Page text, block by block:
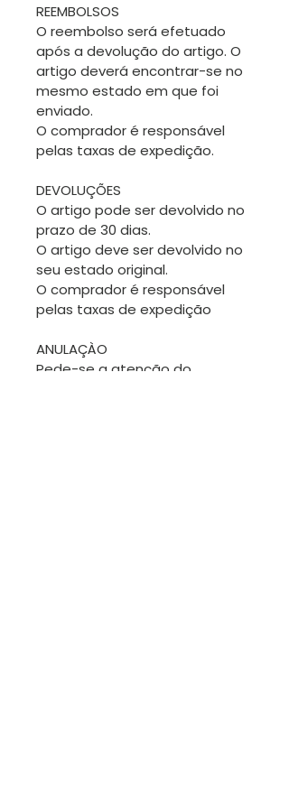
REEMBOLSOS
O reembolso será efetuado
após a devolução do artigo. O
artigo deverá encontrar-se no
mesmo estado em que foi
enviado.
O comprador é responsável
pelas taxas de expedição.
DEVOLUÇÕES
O artigo pode ser devolvido no
prazo de 30 dias.
O artigo deve ser devolvido no
seu estado original.
O comprador é responsável
pelas taxas de expedição
ANULAÇÀO
Pede-se a atenção do